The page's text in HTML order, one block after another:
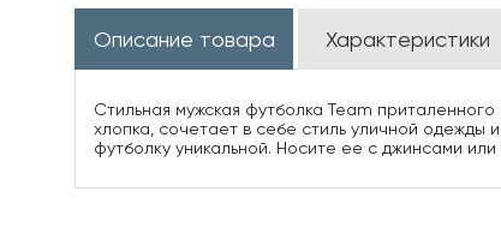
Описание товара Характеристики
Стильная мужская футболка Team
хлопка, сочетает в себе стиль уличной одежды
футболку уникальной. Носите ее с джинсами